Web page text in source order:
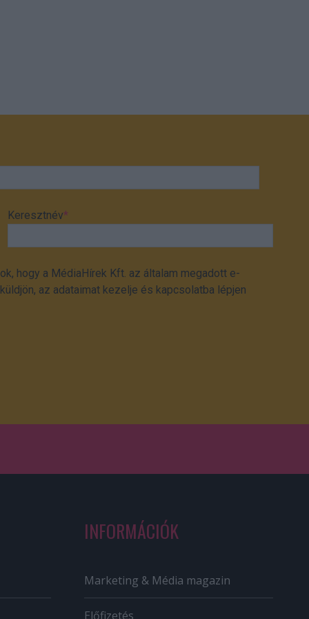
Keresztnév*
hogy a MédiaHírek Kft. az általam megadott e-
az adataimat kezelje és kapcsolatba lépjen
INFORMÁCIÓK
Marketing & Média magazin
Előfizetés